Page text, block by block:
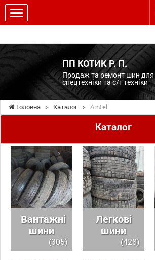
ПП КОТИК Р. П.
Продаж та ремонт шин для
спецтехніки та с/г техніки
Головна > Каталог > Amtel
Каталог
Вантажні
шини
(305)
Легкові
шини
(428)